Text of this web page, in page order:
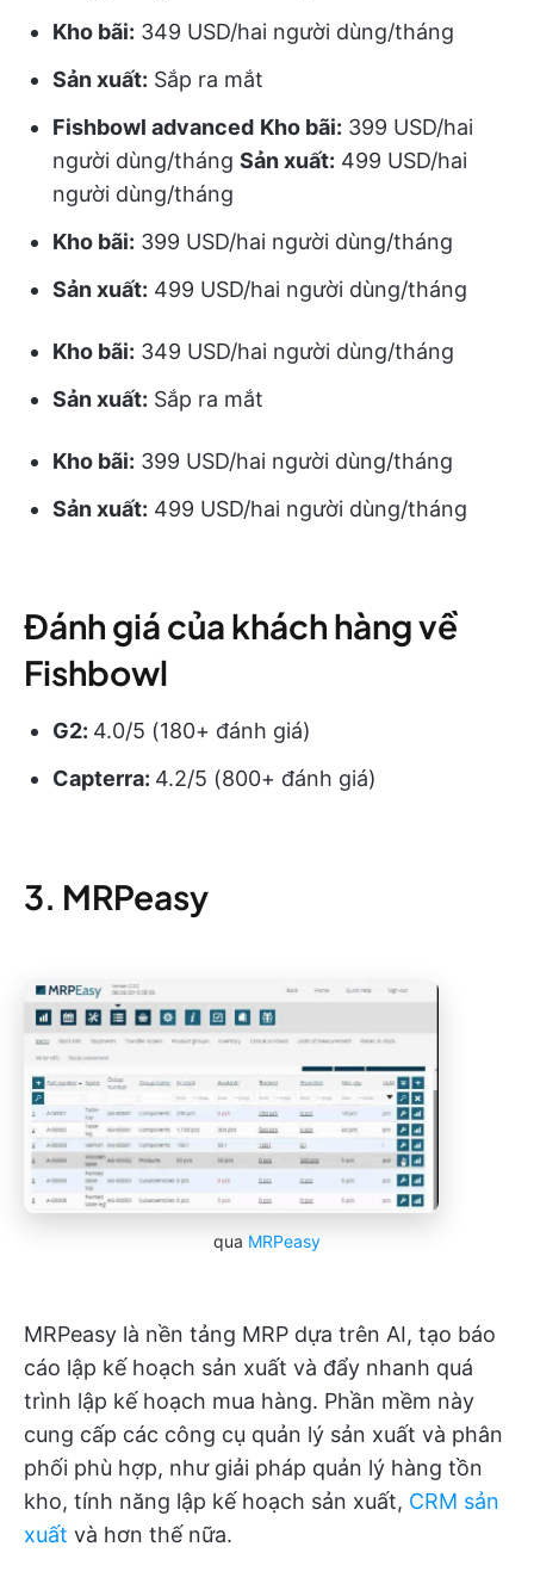
Kho bãi: 349 USD/hai người dùng/tháng
Sản xuất: Sắp ra mắt
Fishbowl advanced Kho bãi: 399 USD/hai
người dùng/tháng Sản xuất: 499 USD/hai
người dùng/tháng
Kho bãi: 399 USD/hai người dùng/tháng
Sản xuất: 499 USD/hai người dùng/tháng
Kho bãi: 349 USD/hai người dùng/tháng
Sản xuất: Sắp ra mắt
Kho bãi: 399 USD/hai người dùng/tháng
Sản xuất: 499 USD/hai người dùng/tháng
Đánh giá của khách hàng về
Fishbowl
G2: 4.0/5 (180+ đánh giá)
Capterra: 4.2/5 (800+ đánh giá)
3. MRPeasy
qua MRPeasy
MRPeasy là nền tảng MRP dựa trên AI, tạo báo
cáo lập kế hoạch sản xuất và đẩy nhanh quá
trình lập kế hoạch mua hàng. Phần mềm này
cung cấp các công cụ quản lý sản xuất và phân
phối phù hợp, như giải pháp quản lý hàng tồn
kho, tính năng lập kế hoạch sản xuất, CRM sản
xuất và hơn thế nữa.